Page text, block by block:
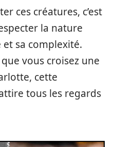
ces créatures, c’est
la nature
sa complexité.
vous croisez une
cette
tous les regards